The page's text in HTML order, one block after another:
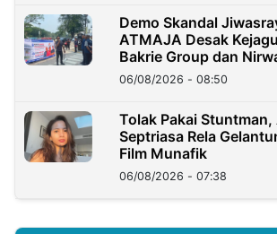
Demo Skandal
ATMAJA Desak
Bakrie Group dan
06/08/2026 - 08:50
Tolak Pakai Stuntman,
Septriasa Rela
Film Munafik
06/08/2026 - 07:38